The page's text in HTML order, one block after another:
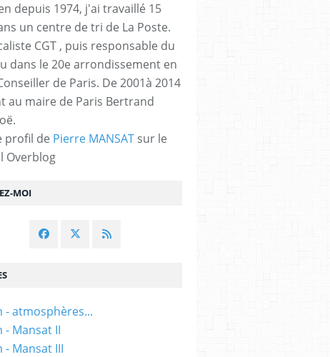
MOI
depuis 1974, j'ai travaillé 15
un centre de tri de La Poste.
CGT , puis responsable du
dans le 20e arrondissement en
de Paris. De 2001à 2014
au maire de Paris Bertrand
profil de Pierre MANSAT sur le
Overblog
- atmosphères...
- Mansat II
- Mansat III